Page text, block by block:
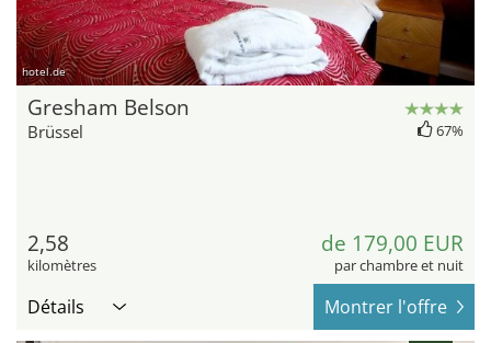
hotel.de
Gresham Belson
Brüssel 67%
2,58
kilomètres
de 179,00 EUR
par chambre et nuit
Détails Montrer l'offre